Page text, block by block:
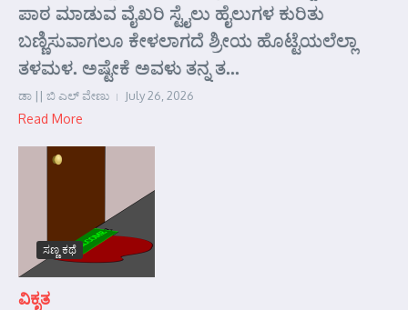
ಪಾಠ ಮಾಡುವ ವೈಖರಿ ಸ್ಟೈಲು ಹೈಲುಗಳ ಕುರಿತು
ಬಣ್ಣಿಸುವಾಗಲೂ ಕೇಳಲಾಗದೆ ಶ್ರೀಯ ಹೊಟ್ಟೆಯಲೆಲ್ಲಾ
ತಳಮಳ. ಅಷ್ಟೇಕೆ ಅವಳು ತನ್ನ ತ...
ಡಾ || ಬಿ ಎಲ್ ವೇಣು July 26, 2026
Read More
ಸಣ್ಣ ಕಥೆ
ವಿಕೃತ